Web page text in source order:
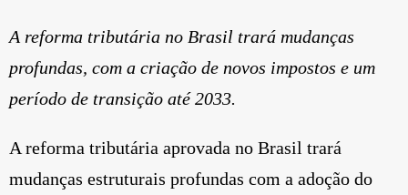
A reforma tributária no Brasil trará mudanças
profundas, com a criação de novos impostos e um
período de transição até 2033.
A reforma tributária aprovada no Brasil trará
mudanças estruturais profundas com a adoção do